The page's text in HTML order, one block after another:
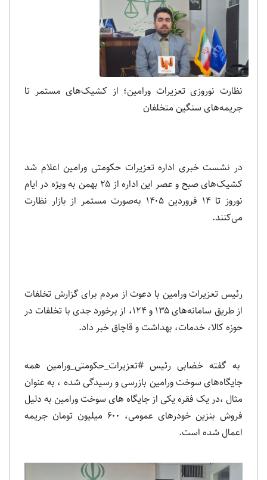
نظارت نوروزی تعزیرات ورامین؛ از کشیک‌های مستمر تا
جریمه‌های سنگین متخلفان
در نشست خبری اداره تعزیرات حکومتی ورامین اعلام شد
کشیک‌های صبح و عصر این اداره از ۲۵ بهمن به ویژه در ایام
نوروز تا ۱۴ فروردین ۱۴۰۵ به‌صورت مستمر از بازار نظارت
می‌کنند.
رئیس تعزیرات ورامین با دعوت از مردم برای گزارش تخلفات
از طریق سامانه‌های ۱۳۵ و ۱۲۴، از برخورد جدی با تخلفات در
حوزه کالا، خدمات، بهداشت و قاچاق خبر داد.
به گفته خضابی رئیس #تعزیرات_حکومتی_ورامین همه
جایگاه‌های سوخت ورامین بازرسی و رسیدگی شده ، به عنوان
مثال ،در یک فقره یکی از جایگاه های سوخت ورامین به دلیل
فروش بنزین خودرهای عمومی، ۶۰۰ میلیون تومان جریمه
اعمال شده است.